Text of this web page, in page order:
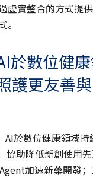
虛實整合的方式提
。
於數位健
護更友善
AI於數位健康領域
協助降低新創使用
加速新藥開發